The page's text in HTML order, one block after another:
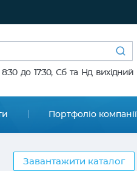
до 17:30, Сб та Нд вихідний
Портфоліо компанії
Завантажити каталог